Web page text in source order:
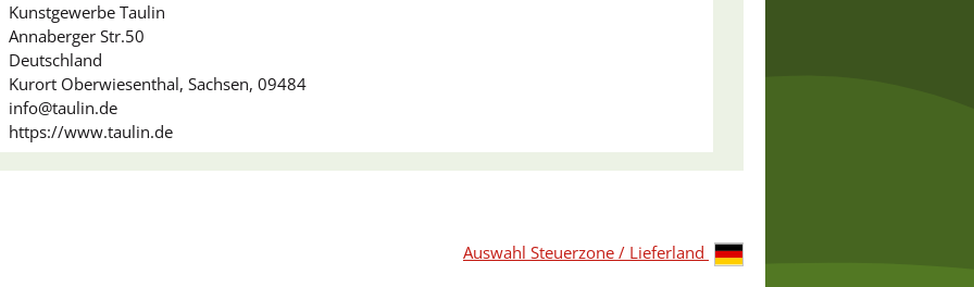
Kunstgewerbe Taulin
Annaberger Str.50
Deutschland
Kurort Oberwiesenthal, Sachsen, 09484
info@taulin.de
https://www.taulin.de
Auswahl Steuerzone / Lieferland